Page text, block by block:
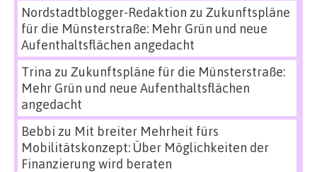
Nordstadtblogger-Redaktion zu Zukunftspläne
für die Münsterstraße: Mehr Grün und neue
Aufenthaltsflächen angedacht
Trina zu Zukunftspläne für die Münsterstraße:
Mehr Grün und neue Aufenthaltsflächen
angedacht
Bebbi zu Mit breiter Mehrheit fürs
Mobilitätskonzept: Über Möglichkeiten der
Finanzierung wird beraten